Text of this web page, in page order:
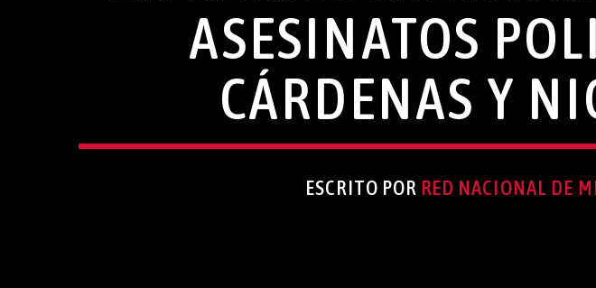
ASESINATOS
CÁRDENAS Y
ESCRITO POR RED NACIONAL DE